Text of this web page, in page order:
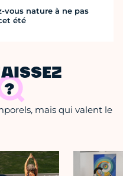
vous nature à ne pas
été
?
mais qui valent le